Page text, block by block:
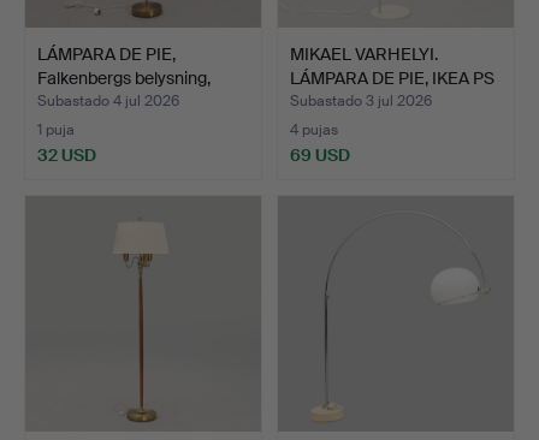
LÁMPARA DE PIE,
Falkenbergs belysning,
med…
Subastado 4 jul 2026
1 puja
32 USD
MIKAEL VARHELYI.
LÁMPARA DE PIE, IKEA PS
1…
Subastado 3 jul 2026
4 pujas
69 USD